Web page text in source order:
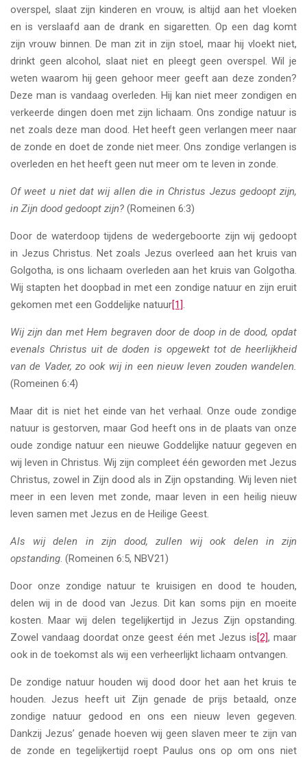
overspel, slaat zijn kinderen en vrouw, is altijd aan het vloeken
en is verslaafd aan de drank en sigaretten. Op een dag komt
zijn vrouw binnen. De man zit in zijn stoel, maar hij vloekt niet,
drinkt geen alcohol, slaat niet en pleegt geen overspel. Wil je
weten waarom hij geen gehoor meer geeft aan deze zonden?
Deze man is vandaag overleden. Hij kan niet meer zondigen en
verkeerde dingen doen met zijn lichaam. Ons zondige natuur is
net zoals deze man dood. Het heeft geen verlangen meer naar
de zonde en doet de zonde niet meer. Ons zondige verlangen is
overleden en het heeft geen nut meer om te leven in zonde.
Of weet u niet dat wij allen die in Christus Jezus gedoopt zijn,
in Zijn dood gedoopt zijn? (Romeinen 6:3)
Door de waterdoop tijdens de wedergeboorte zijn wij gedoopt
in Jezus Christus. Net zoals Jezus overleed aan het kruis van
Golgotha, is ons lichaam overleden aan het kruis van Golgotha.
Wij stapten het doopbad in met een zondige natuur en zijn eruit
gekomen met een Goddelijke natuur[1].
Wij zijn dan met Hem begraven door de doop in de dood, opdat
evenals Christus uit de doden is opgewekt tot de heerlijkheid
van de Vader, zo ook wij in een nieuw leven zouden wandelen.
(Romeinen 6:4)
Maar dit is niet het einde van het verhaal. Onze oude zondige
natuur is gestorven, maar God heeft ons in de plaats van onze
oude zondige natuur een nieuwe Goddelijke natuur gegeven en
wij leven in Christus. Wij zijn compleet één geworden met Jezus
Christus, zowel in Zijn dood als in Zijn opstanding. Wij leven niet
meer in een leven met zonde, maar leven in een heilig nieuw
leven samen met Jezus en de Heilige Geest.
Als wij delen in zijn dood, zullen wij ook delen in zijn
opstanding. (Romeinen 6:5, NBV21)
Door onze zondige natuur te kruisigen en dood te houden,
delen wij in de dood van Jezus. Dit kan soms pijn en moeite
kosten. Maar wij delen tegelijkertijd in Jezus Zijn opstanding.
Zowel vandaag doordat onze geest één met Jezus is[2], maar
ook in de toekomst als wij een verheerlijkt lichaam ontvangen.
De zondige natuur houden wij dood door het aan het kruis te
houden. Jezus heeft uit Zijn genade de prijs betaald, onze
zondige natuur gedood en ons een nieuw leven gegeven.
Dankzij Jezus’ genade hoeven wij geen slaven meer te zijn van
de zonde en tegelijkertijd roept Paulus ons op om ons niet